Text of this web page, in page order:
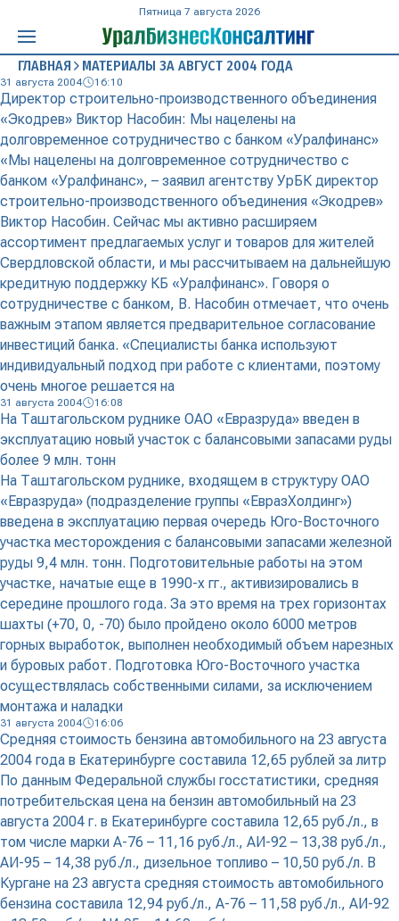
Пятница 7 августа 2026
ГЛАВНАЯ МАТЕРИАЛЫ ЗА АВГУСТ 2004 ГОДА
31 августа 2004 16:10
Директор строительно-производственного объединения
«Экодрев» Виктор Насобин: Мы нацелены на
долговременное сотрудничество с банком «Уралфинанс»
«Мы нацелены на долговременное сотрудничество с
банком «Уралфинанс», – заявил агентству УрБК директор
строительно-производственного объединения «Экодрев»
Виктор Насобин. Сейчас мы активно расширяем
ассортимент предлагаемых услуг и товаров для жителей
Свердловской области, и мы рассчитываем на дальнейшую
кредитную поддержку КБ «Уралфинанс». Говоря о
сотрудничестве с банком, В. Насобин отмечает, что очень
важным этапом является предварительное согласование
инвестиций банка. «Специалисты банка используют
индивидуальный подход при работе с клиентами, поэтому
очень многое решается на
31 августа 2004 16:08
На Таштагольском руднике ОАО «Евразруда» введен в
эксплуатацию новый участок с балансовыми запасами руды
более 9 млн. тонн
На Таштагольском руднике, входящем в структуру ОАО
«Евразруда» (подразделение группы «ЕвразХолдинг»)
введена в эксплуатацию первая очередь Юго-Восточного
участка месторождения с балансовыми запасами железной
руды 9,4 млн. тонн. Подготовительные работы на этом
участке, начатые еще в 1990-х гг., активизировались в
середине прошлого года. За это время на трех горизонтах
шахты (+70, 0, -70) было пройдено около 6000 метров
горных выработок, выполнен необходимый объем нарезных
и буровых работ. Подготовка Юго-Восточного участка
осуществлялась собственными силами, за исключением
монтажа и наладки
31 августа 2004 16:06
Средняя стоимость бензина автомобильного на 23 августа
2004 года в Екатеринбурге составила 12,65 рублей за литр
По данным Федеральной службы госстатистики, средняя
потребительская цена на бензин автомобильный на 23
августа 2004 г. в Екатеринбурге составила 12,65 руб./л., в
том числе марки А-76 – 11,16 руб./л., АИ-92 – 13,38 руб./л.,
АИ-95 – 14,38 руб./л., дизельное топливо – 10,50 руб./л. В
Кургане на 23 августа средняя стоимость автомобильного
бензина составила 12,94 руб./л., А-76 – 11,58 руб./л., АИ-92